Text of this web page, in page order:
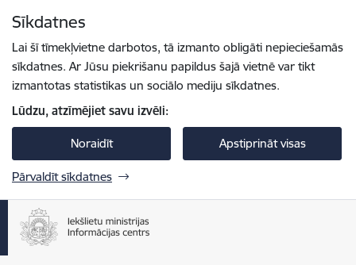
Sīkdatnes
Lai šī tīmekļvietne darbotos, tā izmanto obligāti nepieciešamās
sīkdatnes. Ar Jūsu piekrišanu papildus šajā vietnē var tikt
izmantotas statistikas un sociālo mediju sīkdatnes.
Lūdzu, atzīmējiet savu izvēli:
Noraidīt Apstiprināt visas
Pārvaldīt sīkdatnes